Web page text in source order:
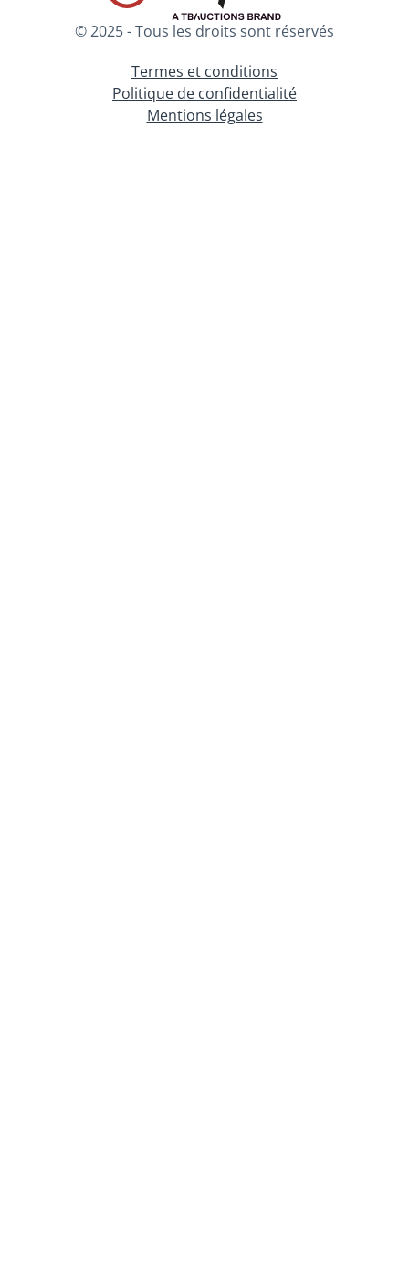
© 2025 - Tous les droits sont réservés
Termes et conditions
Politique de confidentialité
Mentions légales